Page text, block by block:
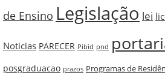
de Ensino Legislação lei
Noticias PARECER Pibid pnd
posgraduacao prazos Programas de